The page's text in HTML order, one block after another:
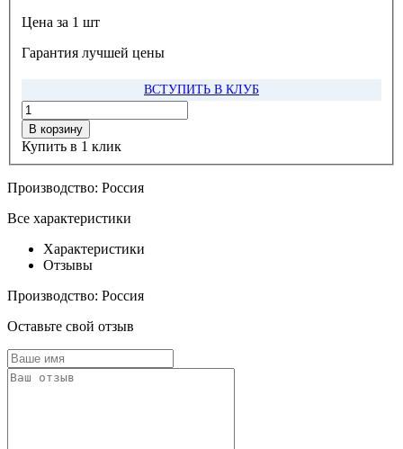
Цена за 1 шт
Гарантия лучшей цены
ВСТУПИТЬ В КЛУБ
В корзину
Купить в 1 клик
Производство: Россия
Все характеристики
Характеристики
Отзывы
Производство: Россия
Оставьте свой отзыв